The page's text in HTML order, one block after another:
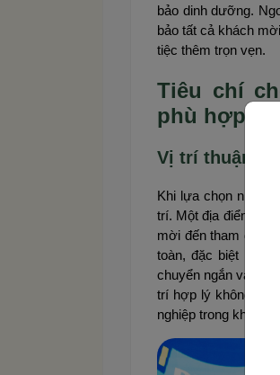
bảo dinh dưỡng.
bảo tất cả khách
tiệc thêm trọn vẹn.
Tiêu chí
phù hợp
Vị trí thuận
Khi lựa chọn nhà
trí. Một địa điểm
mời đến tham dự
toàn, đặc biệt là
chuyển ngắn và
trí hợp lý không chỉ
nghiệp trong khâu tổ